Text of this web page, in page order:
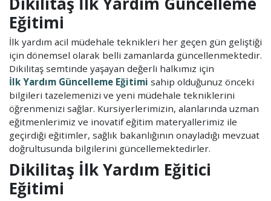
Eğitimi
İlk yardım acil müdehale teknikleri her geçen gün geliştiği
için dönemsel olarak belli zamanlarda güncellenmektedir.
Dikilitaş semtinde yaşayan değerli halkımız için
İlk Yardım Güncelleme Eğitimi sahip olduğunuz önceki
bilgileri tazelemenizi ve yeni müdehale tekniklerini
öğrenmenizi sağlar. Kursiyerlerimizin, alanlarında uzman
eğitmenlerimiz ve inovatif eğitim materyallerimiz ile
geçirdiği eğitimler, sağlık bakanlığının onayladığı mevzuat
doğrultusunda bilgilerini güncellemektedirler.
Dikilitaş İlk Yardım Eğitici
Eğitimi